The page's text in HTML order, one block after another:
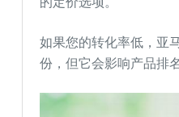
如果您的转化率低，亚
份，但它会影响产品排